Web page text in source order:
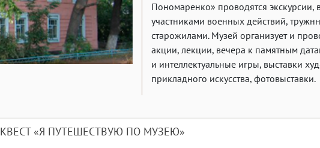
Пономаренко» проводятся экскурсии,
участниками военных действий,
старожилами. Музей организует и
акции, лекции, вечера к памятным
и интеллектуальные игры, выставки
прикладного искусства, фотовыставки.
КВЕСТ «Я ПУТЕШЕСТВУЮ ПО МУЗЕЮ»